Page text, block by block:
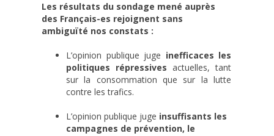
Les résultats du sondage mené auprès
des Français-es rejoignent sans
ambiguïté nos constats :
L’opinion publique juge inefficaces les
politiques répressives actuelles, tant
sur la consommation que sur la lutte
contre les trafics.
L’opinion publique juge insuffisants les
campagnes de prévention, le